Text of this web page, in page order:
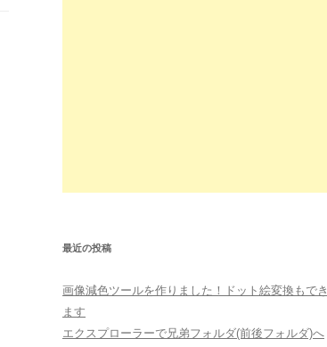
最近の投稿
画像減色ツールを作りました！ドット絵変換もでき
ます
エクスプローラーで兄弟フォルダ(前後フォルダ)へ